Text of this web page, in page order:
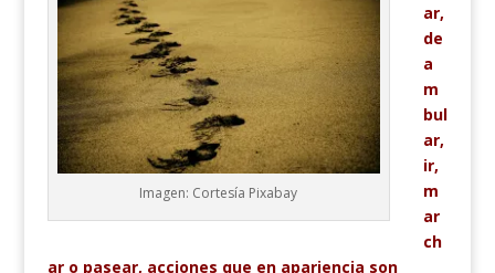
Imagen: Cortesía Pixabay
ar,
de
a
m
bul
ar,
ir,
m
ar
ch
ar o pasear, acciones que en apariencia son